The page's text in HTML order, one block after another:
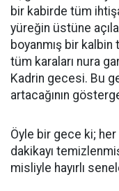
bir kabirde tüm
yüreğin üstüne
boyanmış bir
tüm karaları nura
Kadrin gecesi. Bu
artacağının
Öyle bir gece ki; her
dakikayı
misliyle hayırlı